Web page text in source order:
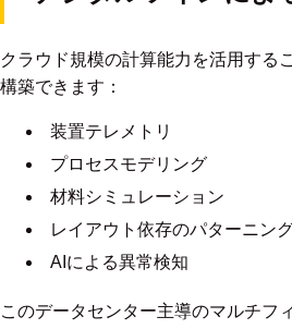
クラウド規模の計算能力を活用する
構築できます：
装置テレメトリ
プロセスモデリング
材料シミュレーション
レイアウト依存のパターニン
AIによる異常検知
このデータセンター主導のマルチフ